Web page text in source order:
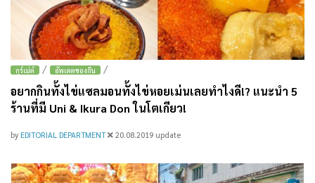
กูร์เม่ต์ / อัพเดตของกิน /
อยากกินทั้งไข่แซลมอนทั้งไข่หอยเม่นเลยทำไงดี!? แนะนำ 5
ร้านที่มี Uni & Ikura Don ในโตเกียว!
by EDITORIAL DEPARTMENT 20.08.2019 update